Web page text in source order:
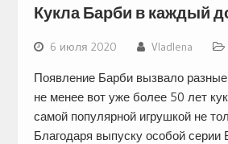
Кукла Барби в каждый
6 июля 2020 Vladlena
Появление Барби вызвало
не менее вот уже более 50 лет
самой популярной игрушкой не
Благодаря выпуску особой серии